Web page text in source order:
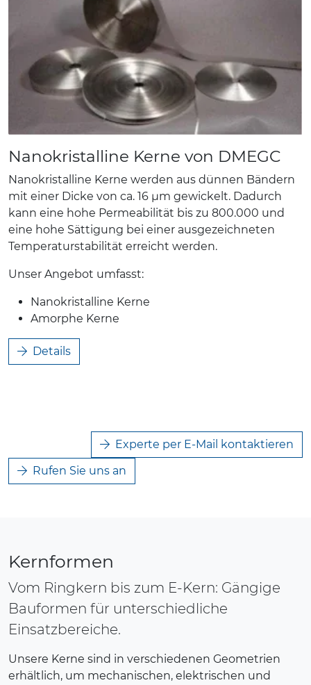
Nanokristalline Kerne von DMEGC
Nanokristalline Kerne werden aus dünnen Bändern
mit einer Dicke von ca. 16 μm gewickelt. Dadurch
kann eine hohe Permeabilität bis zu 800.000 und
eine hohe Sättigung bei einer ausgezeichneten
Temperaturstabilität erreicht werden.
Unser Angebot umfasst:
Nanokristalline Kerne
Amorphe Kerne
Details
Experte per E-Mail kontaktieren
Rufen Sie uns an
Kernformen
Vom Ringkern bis zum E-Kern: Gängige
Bauformen für unterschiedliche
Einsatzbereiche.
Unsere Kerne sind in verschiedenen Geometrien
erhältlich, um mechanischen, elektrischen und